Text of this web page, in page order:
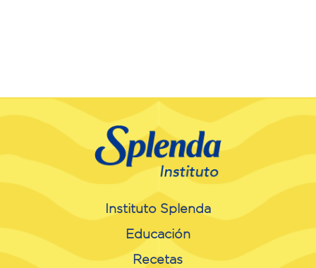
Instituto Splenda
Educación
Recetas